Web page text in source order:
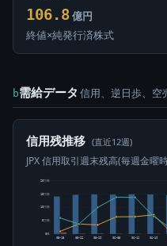
106.8 億円
終値×純発行済株式
b需給データ 信用、逆日歩、空
信用残推移 (直近12週)
JPX 信用取引週末残高(毎週金曜
0株
5万株
10万株
15万株
20万株
05-15 05-22 05-29 06-05 06-12 06-19